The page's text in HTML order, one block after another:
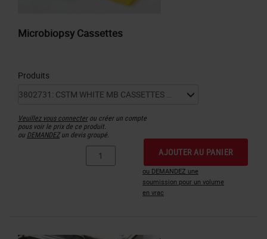
Microbiopsy Cassettes
Produits
Veuillez vous connecterou créer un compte
pous voir le prix de ce produit.
ou DEMANDEZun devis groupé.
AJOUTER AU PANIER
ou DEMANDEZ une
soumission pour un volume
en vrac